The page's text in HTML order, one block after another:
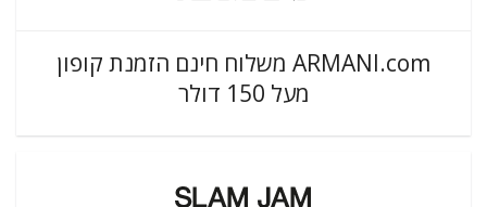
ARMANI.com משלוח חינם הזמנת קופון
מעל 150 דולר